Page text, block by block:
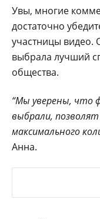
Увы, многие
достаточно
участницы видео.
выбрала лучший
общества.
“Мы уверены, что
выбрали,
максимального
Анна.